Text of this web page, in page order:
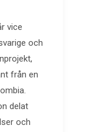
vice
och
från en
delat
och